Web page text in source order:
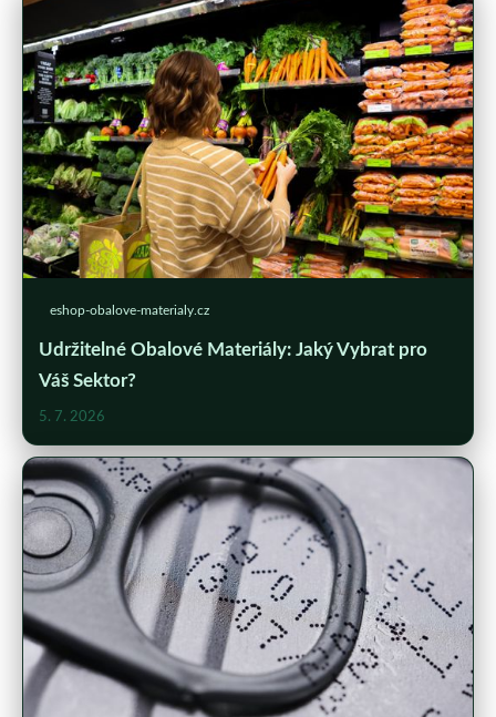
eshop-obalove-materialy.cz
Udržitelné Obalové Materiály: Jaký Vybrat pro
Váš Sektor?
5. 7. 2026